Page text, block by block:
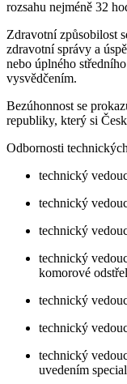
rozsahu nejméně 32
Zdravotní způsobilost
zdravotní správy a
nebo úplného
vysvědčením.
Bezúhonnost se
republiky, který si
Odbornosti
technický
technický
technický
technický
komorové
technický
technický
technický
uvedením